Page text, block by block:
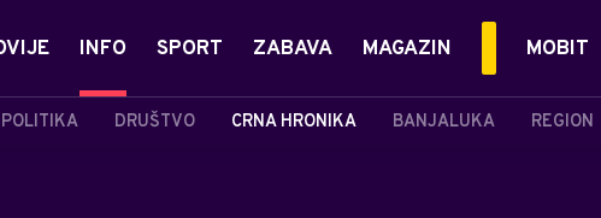
INFO
POLITIKA DRUŠTVO CRNA HRONIKA BANJALUKA REGION
SPORT ZABAVA MAGAZIN MOBIT